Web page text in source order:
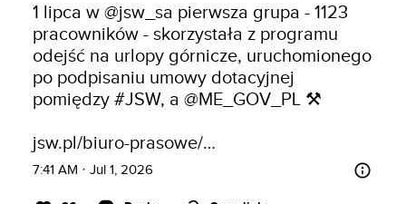
1 lipca w @jsw_sa pierwsza grupa - 1123
pracowników - skorzystała z programu
odejść na urlopy górnicze, uruchomionego
po podpisaniu umowy dotacyjnej
pomiędzy #JSW, a @ME_GOV_PL ⚒️
jsw.pl/biuro-prasowe/…
7:41 AM · Jul 1, 2026